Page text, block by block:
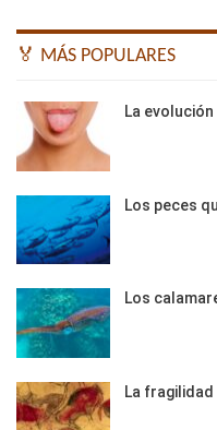
🏅 MÁS POPULARES
La
Los peces
Los
La